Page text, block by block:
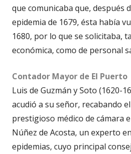
que comunicaba que, después
epidemia de 1679, ésta había
1680, por lo que se solicitaba,
económica, como de personal
Contador Mayor de El Puerto
Luis de Guzmán y Soto (1620-
acudió a su señor, recabando
prestigioso médico de cámara
Núñez de Acosta, un experto
epidemias, cuyo principal